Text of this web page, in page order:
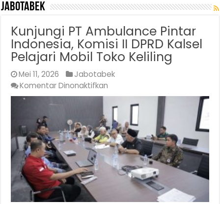
Jabotabek
Kunjungi PT Ambulance Pintar
Indonesia, Komisi II DPRD Kalsel
Pelajari Mobil Toko Keliling
Mei 11, 2026
Jabotabek
Komentar Dinonaktifkan
Kunjungi
PT
Ambulance
Pintar
Indonesia,
Komisi
II
DPRD